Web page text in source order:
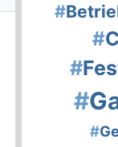
#
#
#
#
#